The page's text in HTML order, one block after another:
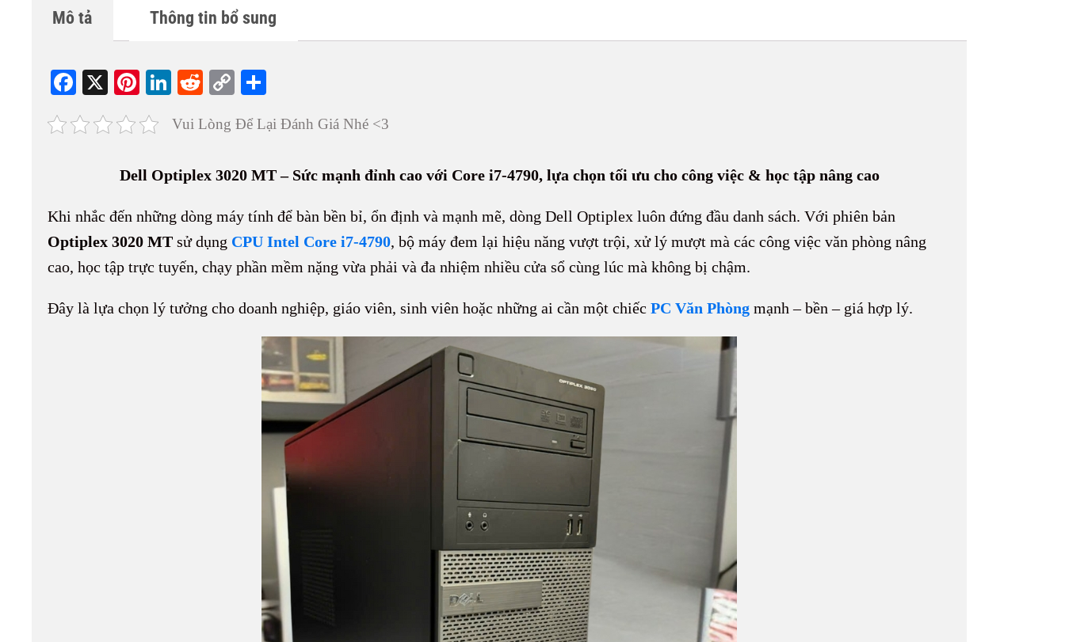
Mô tả Thông tin bổ sung
Fa
ce
bo
X
Pi
nt
er
t
Li
ed
R
di
C
y
nk
re
Vui Lòng Để Lại Đánh Giá Nhé <3
Dell Optiplex 3020 MT – Sức mạnh đỉnh cao với Core i7-4790, lựa chọn tối ưu cho công việc & học tập nâng cao
Khi nhắc đến những dòng máy tính để bàn bền bỉ, ổn định và mạnh mẽ, dòng Dell Optiplex luôn đứng đầu danh sách. Với phiên bản
Optiplex 3020 MT sử dụng CPU Intel Core i7-4790, bộ máy đem lại hiệu năng vượt trội, xử lý mượt mà các công việc văn phòng nâng
cao, học tập trực tuyến, chạy phần mềm nặng vừa phải và đa nhiệm nhiều cửa sổ cùng lúc mà không bị chậm.
Đây là lựa chọn lý tưởng cho doanh nghiệp, giáo viên, sinh viên hoặc những ai cần một chiếc PC Văn Phòng mạnh – bền – giá hợp lý.